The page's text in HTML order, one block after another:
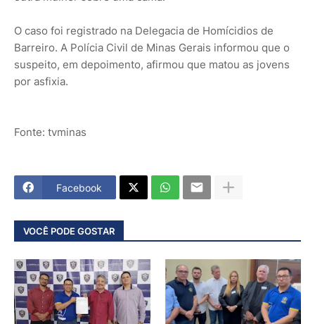
O caso foi registrado na Delegacia de Homícidios de
Barreiro. A Polícia Civil de Minas Gerais informou que o
suspeito, em depoimento, afirmou que matou as jovens
por asfixia.
Fonte: tvminas
Facebook
VOCÊ PODE GOSTAR